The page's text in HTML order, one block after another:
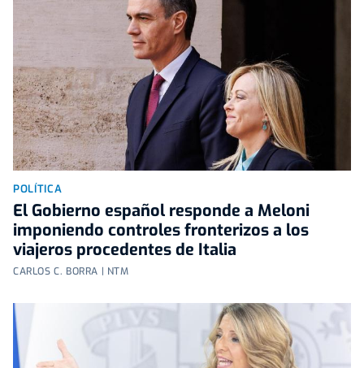
POLÍTICA
El Gobierno español responde a Meloni
imponiendo controles fronterizos a los
viajeros procedentes de Italia
CARLOS C. BORRA | NTM